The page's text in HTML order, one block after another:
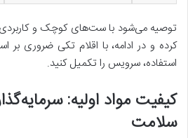
کرده و در ادامه، با اقلام تکی ضروری بر
استفاده، سرویس را تکمیل کنید.
کیفیت مواد اولیه:
سلامت